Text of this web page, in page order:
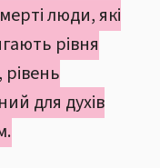
люди, які
рівня
для духів